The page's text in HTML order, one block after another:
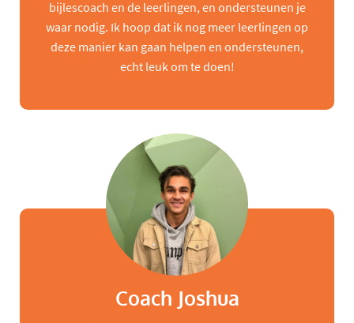
bijlescoach en de leerlingen, en ondersteunen je
waar nodig. Ik hoop dat ik nog meer leerlingen op
deze manier kan gaan helpen en ondersteunen,
echt leuk om te doen!
Coach Joshua